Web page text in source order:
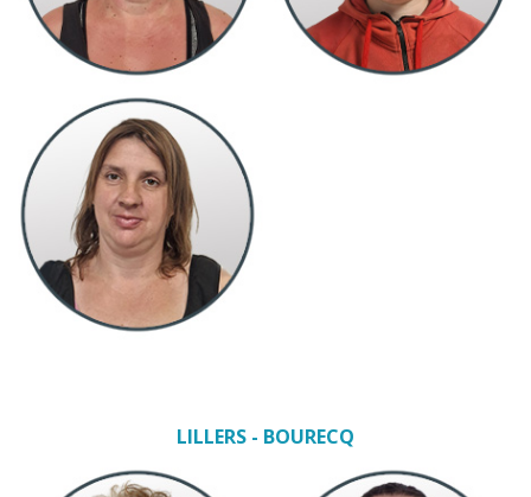
LILLERS - BOURECQ